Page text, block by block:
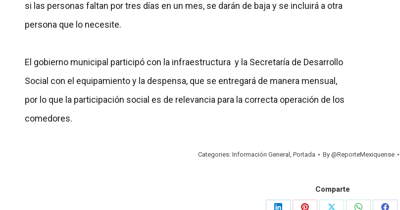
si las personas faltan por tres días en un mes, se darán de baja y se incluirá a otra
persona que lo necesite.
El gobierno municipal participó con la infraestructura y la Secretaría de Desarrollo
Social con el equipamiento y la despensa, que se entregará de manera mensual,
por lo que la participación social es de relevancia para la correcta operación de los
comedores.
Categories: Información General , Portada By @ReporteMexiquense
Comparte